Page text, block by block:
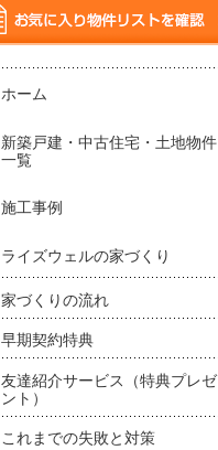
ホーム
新築戸建・中古住宅・土地物件
一覧
施工事例
ライズウェルの家づくり
家づくりの流れ
早期契約特典
友達紹介サービス（特典プレゼ
ント）
これまでの失敗と対策